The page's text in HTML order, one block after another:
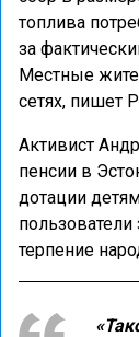
топлива
за
Местные
сетях, пишет
Активист
пенсии в
дотации
терпение